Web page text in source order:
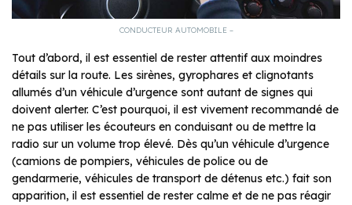
CONDUCTEUR AUTOMOBILE –
Tout d’abord, il est essentiel de rester attentif aux moindres
détails sur la route. Les sirènes, gyrophares et clignotants
allumés d’un véhicule d’urgence sont autant de signes qui
doivent alerter. C’est pourquoi, il est vivement recommandé de
ne pas utiliser les écouteurs en conduisant ou de mettre la
radio sur un volume trop élevé. Dès qu’un véhicule d’urgence
(camions de pompiers, véhicules de police ou de
gendarmerie, véhicules de transport de détenus etc.) fait son
apparition, il est essentiel de rester calme et de ne pas réagir